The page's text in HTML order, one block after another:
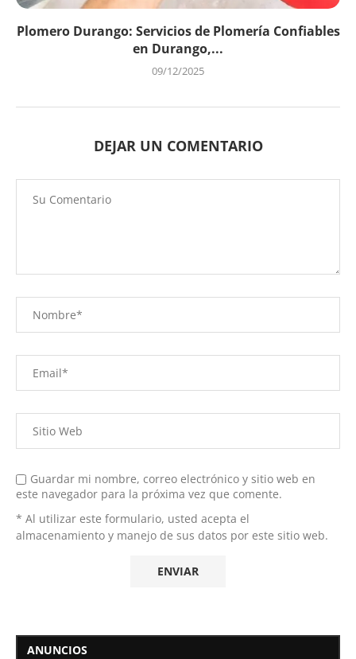
Plomero Durango: Servicios de Plomería Confiables
en Durango,...
09/12/2025
DEJAR UN COMENTARIO
Guardar mi nombre, correo electrónico y sitio web en
este navegador para la próxima vez que comente.
* Al utilizar este formulario, usted acepta el
almacenamiento y manejo de sus datos por este sitio web.
ANUNCIOS